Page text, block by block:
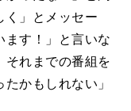
く」とメッセー
ます！」と言いな
れまでの番組を
かもしれない」